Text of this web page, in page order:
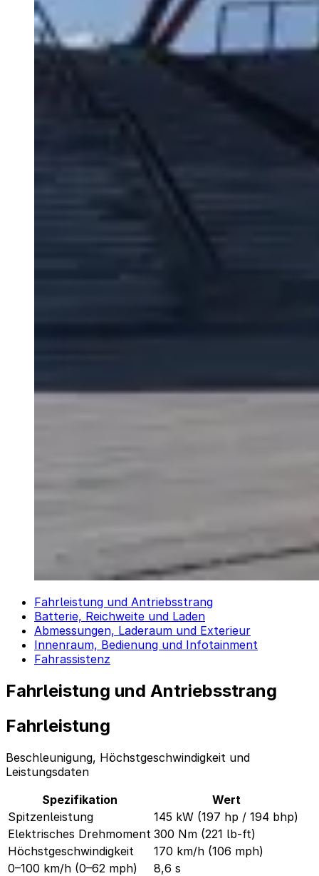
Fahrleistung und Antriebsstrang
Batterie, Reichweite und Laden
Abmessungen, Laderaum und Exterieur
Innenraum, Bedienung und Infotainment
Fahrassistenz
Fahrleistung und Antriebsstrang
Fahrleistung
Beschleunigung, Höchstgeschwindigkeit und
Leistungsdaten
Spezifikation
Wert
Spitzenleistung
145 kW (197 hp / 194 bhp)
Elektrisches Drehmoment 300 Nm (221 lb-ft)
Höchstgeschwindigkeit
170 km/h (106 mph)
0–100 km/h (0–62 mph)
8,6 s